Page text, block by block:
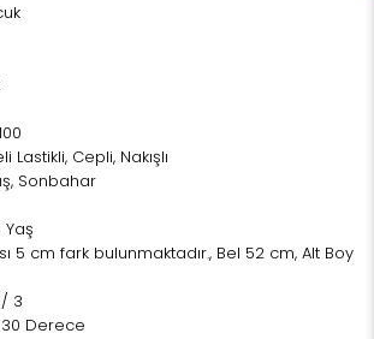
Lastikli, Cepli, Nakışlı
Sonbahar
Yaş
5 cm fark bulunmaktadır., Bel 52 cm, Alt Boy
/ 3
30 Derece